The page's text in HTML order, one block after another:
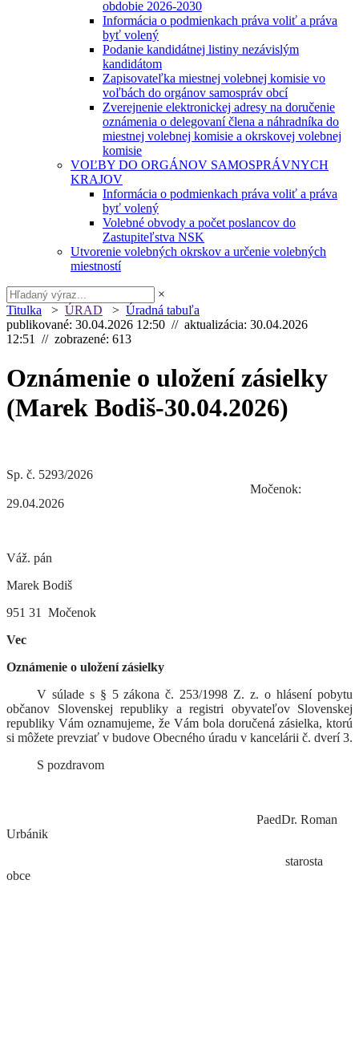
obdobie 2026-2030
Informácia o podmienkach práva voliť a práva
byť volený
Podanie kandidátnej listiny nezávislým
kandidátom
Zapisovateľka miestnej volebnej komisie vo
voľbách do orgánov samospráv obcí
Zverejnenie elektronickej adresy na doručenie
oznámenia o delegovaní člena a náhradníka do
miestnej volebnej komisie a okrskovej volebnej
komisie
VOĽBY DO ORGÁNOV SAMOSPRÁVNYCH
KRAJOV
Informácia o podmienkach práva voliť a práva
byť volený
Volebné obvody a počet poslancov do
Zastupiteľstva NSK
Utvorenie volebných okrskov a určenie volebných
miestností
×
Titulka > ÚRAD > Úradná tabuľa
publikované: 30.04.2026 12:50 // aktualizácia: 30.04.2026
12:51 // zobrazené: 613
Oznámenie o uložení zásielky
(Marek Bodiš-30.04.2026)
Sp. č. 5293/2026
Močenok:
29.04.2026
Váž. pán
Marek Bodiš
951 31 Močenok
Vec
Oznámenie o uložení zásielky
V súlade s § 5 zákona č. 253/1998 Z. z. o hlásení pobytu
občanov Slovenskej republiky a registri obyvateľov Slovenskej
republiky Vám oznamujeme, že Vám bola doručená zásielka, ktorú
si môžete prevziať v budove Obecného úradu v kancelárii č. dverí 3.
S pozdravom
PaedDr. Roman
Urbánik
starosta
obce